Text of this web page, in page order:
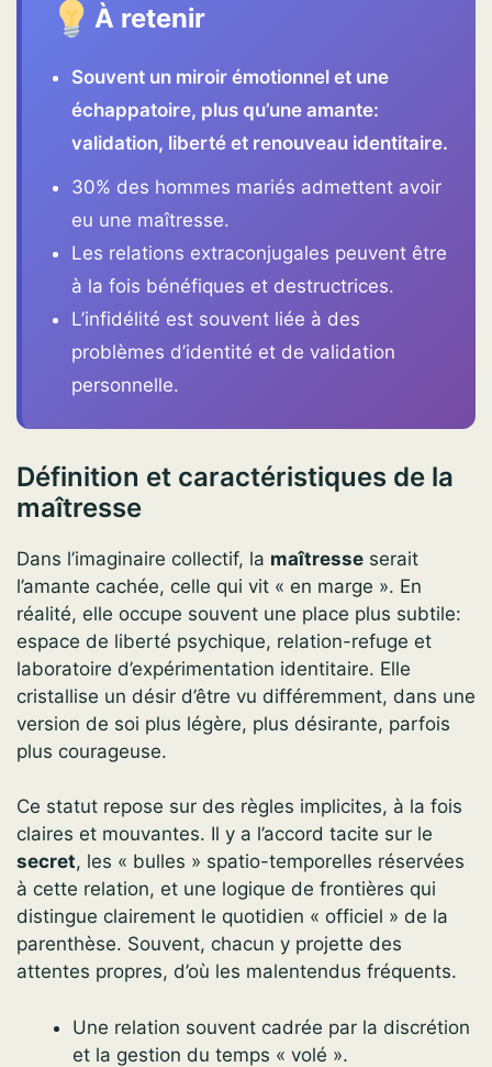
À retenir
Souvent un miroir émotionnel et une
échappatoire, plus qu’une amante:
validation, liberté et renouveau identitaire.
30% des hommes mariés admettent avoir
eu une maîtresse.
Les relations extraconjugales peuvent être
à la fois bénéfiques et destructrices.
L’infidélité est souvent liée à des
problèmes d’identité et de validation
personnelle.
Définition et caractéristiques de la
maîtresse
Dans l’imaginaire collectif, la maîtresse serait
l’amante cachée, celle qui vit « en marge ». En
réalité, elle occupe souvent une place plus subtile:
espace de liberté psychique, relation-refuge et
laboratoire d’expérimentation identitaire. Elle
cristallise un désir d’être vu différemment, dans une
version de soi plus légère, plus désirante, parfois
plus courageuse.
Ce statut repose sur des règles implicites, à la fois
claires et mouvantes. Il y a l’accord tacite sur le
secret, les « bulles » spatio-temporelles réservées
à cette relation, et une logique de frontières qui
distingue clairement le quotidien « officiel » de la
parenthèse. Souvent, chacun y projette des
attentes propres, d’où les malentendus fréquents.
Une relation souvent cadrée par la discrétion
et la gestion du temps « volé ».